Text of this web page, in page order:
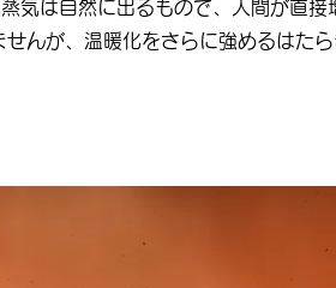
蒸気は自然に出るもので、人間が直接
せんが、温暖化をさらに強めるはたら